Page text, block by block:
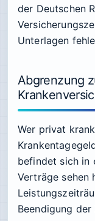
der Deutschen
Unterlagen
Abgrenzung
Wer privat
befindet sich in
Verträge sehen
Beendigung der